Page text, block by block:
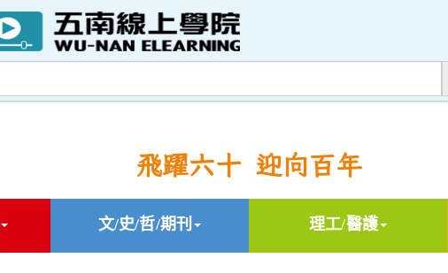
飛躍六十 迎向百年
文/史/哲/期刊 理工/醫護